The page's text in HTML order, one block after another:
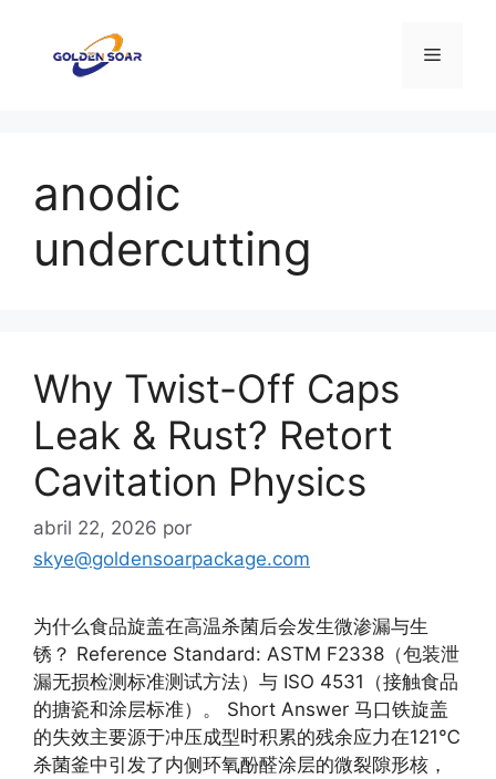
contenido
Menú
anodic
undercutting
Why Twist-Off Caps
Leak & Rust? Retort
Cavitation Physics
abril 22, 2026 por
skye@goldensoarpackage.com
为什么食品旋盖在高温杀菌后会发生微渗漏与生
锈？ Reference Standard: ASTM F2338（包装泄
漏无损检测标准测试方法）与 ISO 4531（接触食品
的搪瓷和涂层标准）。 Short Answer 马口铁旋盖
的失效主要源于冲压成型时积累的残余应力在121℃
杀菌釜中引发了内侧环氧酚醛涂层的微裂隙形核，